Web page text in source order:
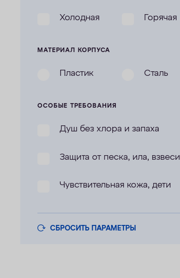
Холодная Горячая
МАТЕРИАЛ КОРПУСА
Пластик Сталь
ОСОБЫЕ ТРЕБОВАНИЯ
Душ без хлора и запаха
Защита от песка, ила, взвеси
Чувствительная кожа, дети